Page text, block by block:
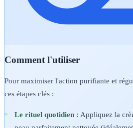
Comment l'utiliser
Pour maximiser l'action purifiante et
ces étapes clés :
Le rituel quotidien : Appliquez la